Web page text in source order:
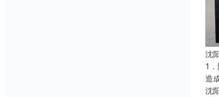
沈
1
造
沈